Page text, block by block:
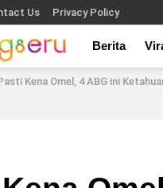
Us Privacy Policy
Berita
Kena Omel, 4 ABG ini